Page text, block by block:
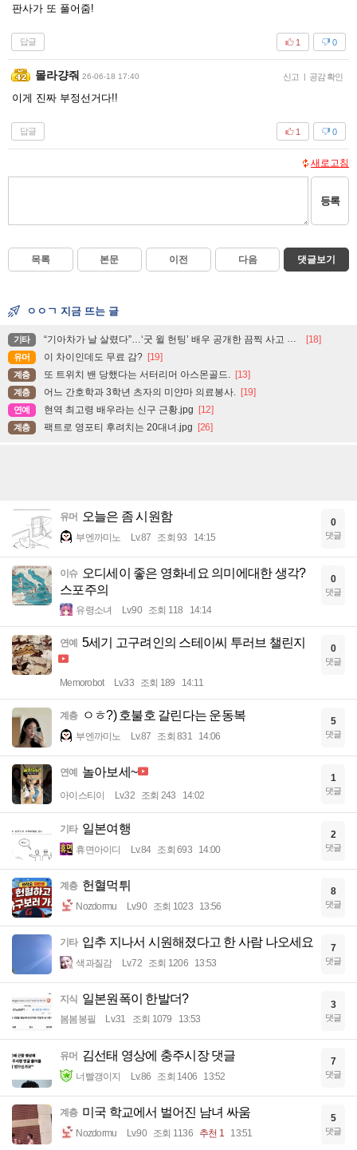
판사가 또 풀어줌!
답글 0
1
몰라걍줘 26-06-18 17:40 신고 공감 확인
이게 진짜 부정선거다!!
답글 0
1
새로고침
등록
목록 본문 이전 다음 댓글보기
ㅇㅇㄱ 지금 뜨는 글
기타 “기아차가 날 살렸다”…‘굿 윌 헌팅’ 배우 공개한 끔찍 사고 현장 [18]
유머 이 차이인데도 무료 감? [19]
계층 또 트위치 밴 당했다는 서터리머 아스몬골드. [13]
계층 어느 간호학과 3학년 츠자의 미얀마 의료봉사. [19]
연예 현역 최고령 배우라는 신구 근황.jpg [12]
계층 팩트로 영포티 후려치는 20대녀.jpg [26]
유머 오늘은 좀 시원함
부엔까미노 Lv.87 조회 93 14:15
0
댓글
이슈 오디세이 좋은 영화네요 의미에대한 생각?
스포주의
유령소녀 Lv.90 조회 118 14:14
0
댓글
연예 5세기 고구려인의 스테이씨 투러브 챌린지
Memorobot Lv.33 조회 189 14:11
0
댓글
계층 ㅇㅎ?) 호불호 갈린다는 운동복
부엔까미노 Lv.87 조회 831 14:06
5
댓글
연예 놀아보세~
아이스티이 Lv.32 조회 243 14:02
1
댓글
기타 일본여행
휴면아이디 Lv.84 조회 693 14:00
2
댓글
계층 헌혈먹튀
Nozdormu Lv.90 조회 1023 13:56
8
댓글
기타 입추 지나서 시원해졌다고 한 사람 나오세요
색과질감 Lv.72 조회 1206 13:53
7
댓글
지식 일본원폭이 한발더?
봄봄봉필 Lv.31 조회 1079 13:53
3
댓글
유머 김선태 영상에 충주시장 댓글
너빨갱이지 Lv.86 조회 1406 13:52
7
댓글
계층 미국 학교에서 벌어진 남녀 싸움
Nozdormu Lv.90 조회 1136 추천 1 13:51
5
댓글